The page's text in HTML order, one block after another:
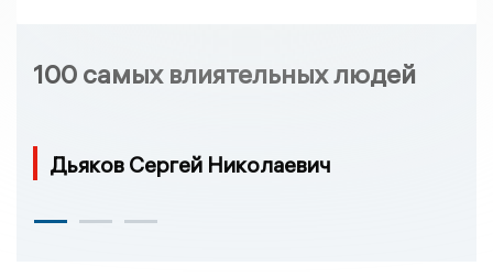
100 самых влиятельных людей
Дьяков Сергей Николаевич